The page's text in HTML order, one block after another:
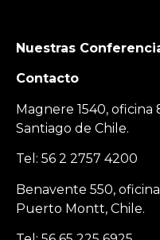
Nuestras
Contacto
Magnere 1540, oficina
Santiago de Chile.
Tel: 56 2 2757 4200
Benavente 550,
Puerto Montt, Chile.